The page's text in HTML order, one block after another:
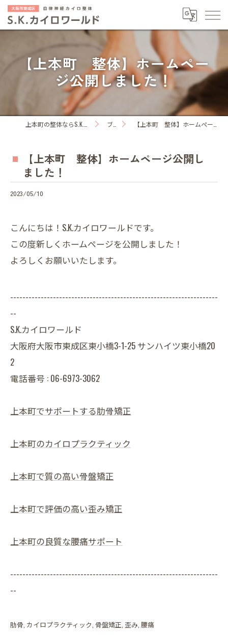
【上本町 整体】ホームペー
ジ公開しました！
ブログ 【上本町 整体】ホームページ公開しました！
【上本町 整体】ホームページ公開し
ました！
2023/05/10
こんにちは！S.K.カイロワールドです。
この度新しくホームページを公開しました！
よろしくお願いいたします。
--------------------------------------------------------------------
--
S.K.カイロワールド
大阪府大阪市東成区東小橋3-1-25 サンハイツ東小橋20
2
電話番号 : 06-6973-3062
上本町でサポートする肋骨矯正
上本町のカイロプラクティック
上本町で質の高い骨盤矯正
上本町で評価の高い歪み矯正
上本町の良質な腰痛サポート
--------------------------------------------------------------------
--
肋骨 カイロプラクティック 骨盤矯正 歪み 腰痛